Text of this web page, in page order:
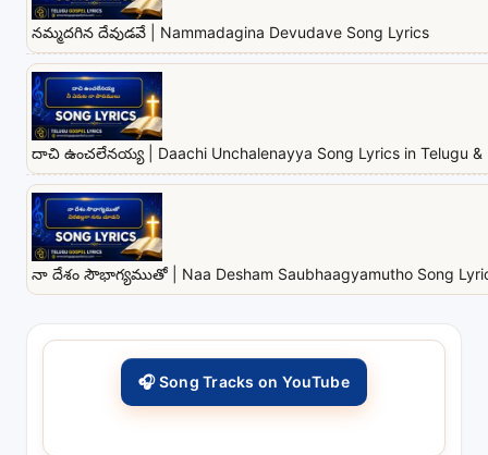
నమ్మదగిన దేవుడవే | Nammadagina Devudave Song Lyrics
దాచి ఉంచలేనయ్య | Daachi Unchalenayya Song Lyrics in Telugu &
నా దేశం సౌభాగ్యముతో | Naa Desham Saubhaagyamutho Song
🎧 Song Tracks on YouTube